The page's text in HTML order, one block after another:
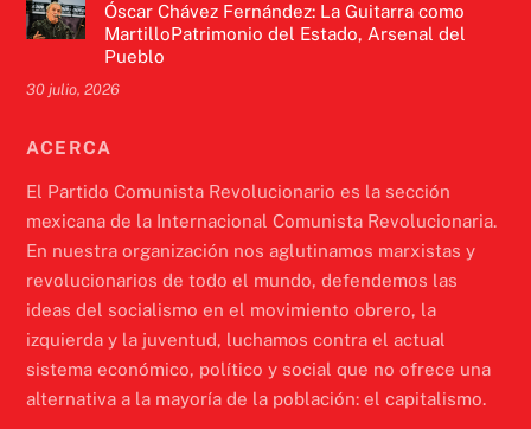
Óscar Chávez Fernández: La Guitarra como
MartilloPatrimonio del Estado, Arsenal del
Pueblo
30 julio, 2026
ACERCA
El Partido Comunista Revolucionario es la sección
mexicana de la Internacional Comunista Revolucionaria.
En nuestra organización nos aglutinamos marxistas y
revolucionarios de todo el mundo, defendemos las
ideas del socialismo en el movimiento obrero, la
izquierda y la juventud, luchamos contra el actual
sistema económico, político y social que no ofrece una
alternativa a la mayoría de la población: el capitalismo.